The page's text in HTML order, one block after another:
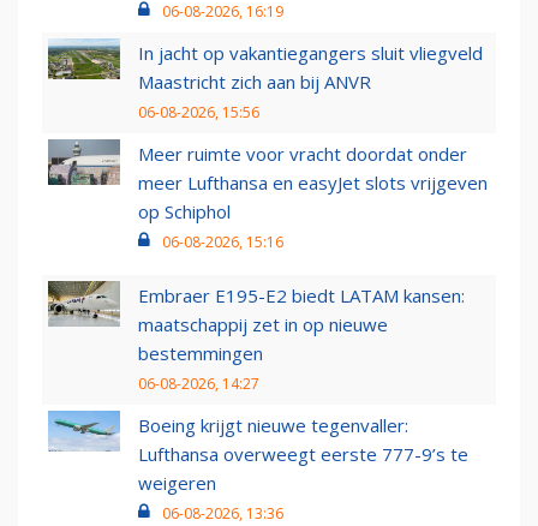
06-08-2026, 16:19
In jacht op vakantiegangers sluit vliegveld
Maastricht zich aan bij ANVR
06-08-2026, 15:56
Meer ruimte voor vracht doordat onder
meer Lufthansa en easyJet slots vrijgeven
op Schiphol
06-08-2026, 15:16
Embraer E195-E2 biedt LATAM kansen:
maatschappij zet in op nieuwe
bestemmingen
06-08-2026, 14:27
Boeing krijgt nieuwe tegenvaller:
Lufthansa overweegt eerste 777-9’s te
weigeren
06-08-2026, 13:36